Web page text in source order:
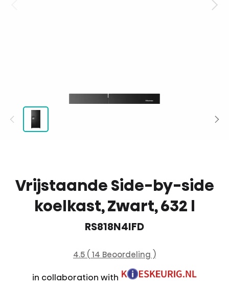
Vrijstaande Side-by-side
koelkast, Zwart, 632 l
RS818N4IFD
4.5 ( 14 Beoordeling )
in collaboration with